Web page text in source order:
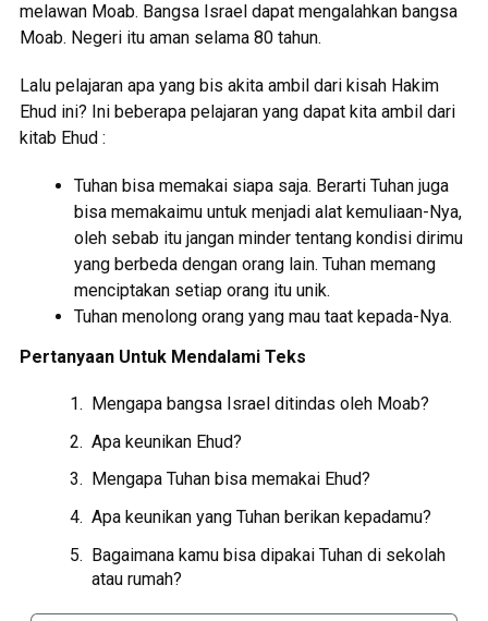
melawan Moab. Bangsa Israel dapat mengalahkan bangsa
Moab. Negeri itu aman selama 80 tahun.
Lalu pelajaran apa yang bis akita ambil dari kisah Hakim
Ehud ini? Ini beberapa pelajaran yang dapat kita ambil dari
kitab Ehud :
Tuhan bisa memakai siapa saja. Berarti Tuhan juga
bisa memakaimu untuk menjadi alat kemuliaan-Nya,
oleh sebab itu jangan minder tentang kondisi dirimu
yang berbeda dengan orang lain. Tuhan memang
menciptakan setiap orang itu unik.
Tuhan menolong orang yang mau taat kepada-Nya.
Pertanyaan Untuk Mendalami Teks
Mengapa bangsa Israel ditindas oleh Moab?
Apa keunikan Ehud?
Mengapa Tuhan bisa memakai Ehud?
Apa keunikan yang Tuhan berikan kepadamu?
Bagaimana kamu bisa dipakai Tuhan di sekolah
atau rumah?